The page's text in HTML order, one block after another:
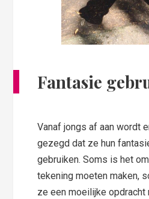
Fantasie
Vanaf jongs af aan wordt
gezegd dat ze hun
gebruiken. Soms is het
tekening moeten maken,
ze een moeilijke opdracht